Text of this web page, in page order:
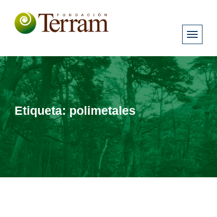
Etiqueta:polimetales